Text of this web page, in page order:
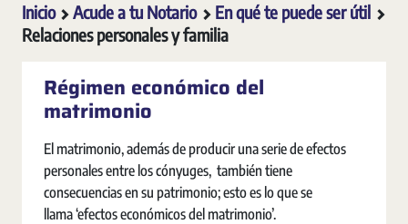
Inicio Acude a tu Notario
En qué te puede ser útil
Relaciones personales y familia
Régimen económico del
matrimonio
El matrimonio, además de producir una serie de efectos
personales entre los cónyuges, también tiene
consecuencias en su patrimonio; esto es lo que se
llama ‘efectos económicos del matrimonio’.